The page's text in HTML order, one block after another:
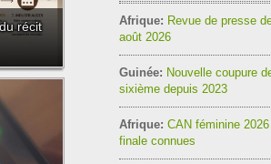
récit
Afrique: Revue de presse
août 2026
Guinée: Nouvelle coupure
sixième depuis 2023
Afrique: CAN féminine
finale connues